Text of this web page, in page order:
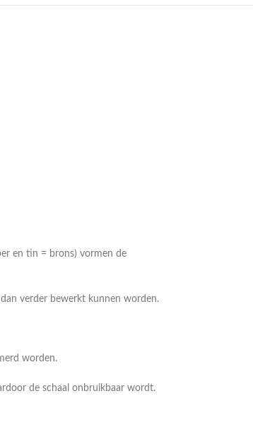
en tin = brons) vormen de
verder bewerkt kunnen worden.
worden.
de schaal onbruikbaar wordt.